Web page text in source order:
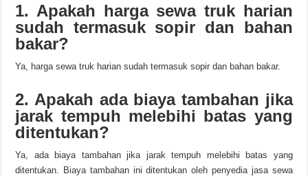
1. Apakah harga sewa truk harian
sudah termasuk sopir dan bahan
bakar?
Ya, harga sewa truk harian sudah termasuk sopir dan bahan bakar.
2. Apakah ada biaya tambahan jika
jarak tempuh melebihi batas yang
ditentukan?
Ya, ada biaya tambahan jika jarak tempuh melebihi batas yang
ditentukan. Biaya tambahan ini ditentukan oleh penyedia jasa sewa